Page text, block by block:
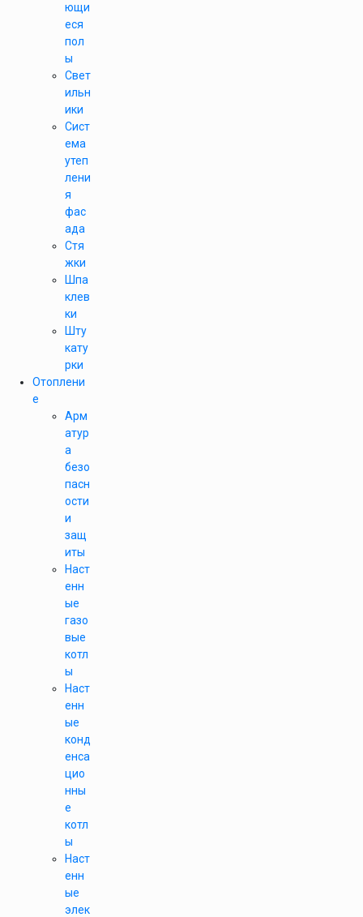
ющи
еся
пол
ы
Свет
ильн
ики
Сист
ема
утеп
лени
я
фас
ада
Стя
жки
Шпа
клев
ки
Шту
кату
рки
Отоплени
е
Арм
атур
а
безо
пасн
ости
и
защ
иты
Наст
енн
ые
газо
вые
котл
ы
Наст
енн
ые
конд
енса
цио
нны
е
котл
ы
Наст
енн
ые
элек